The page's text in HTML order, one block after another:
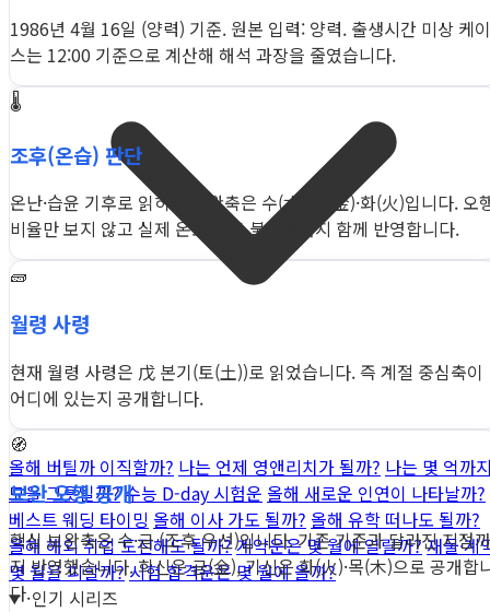
올해 버틸까 이직할까? 나는 언제 영앤리치가 될까? 나는 몇 억까
모을 그릇일까?수능 D-day 시험운 올해 새로운 인연이 나타날까?
베스트 웨딩 타이밍 올해 이사 가도 될까? 올해 유학 떠나도 될까?
올해 해외 취업 도전해도 될까?계약운은 몇 월에 열릴까? 재물·계
몇 월을 피할까? 시험 합격운은 몇 월에 올까?
인기 시리즈
1986년 4월 16일 (양력) 기준. 원본 입력: 양력. 출생시간 미상 케이
스는 12:00 기준으로 계산해 해석 과장을 줄였습니다.
🌡️
조후(온습) 판단
온난·습윤 기후로 읽히며 보완축은 수(水)·금(金)·화(火)입니다. 오
비율만 보지 않고 실제 온도·습도 불균형까지 함께 반영합니다.
🧱
월령 사령
현재 월령 사령은 戊 본기(토(土))로 읽었습니다. 즉 계절 중심축이
어디에 있는지 공개합니다.
🧭
보완 오행 공개
핵심 보완축은 수·금 (조후 우선)입니다. 기존 기준과 달라진 지점까
지 반영했습니다. 희신은 금(金), 기신은 화(火)·목(木)으로 공개합
다.